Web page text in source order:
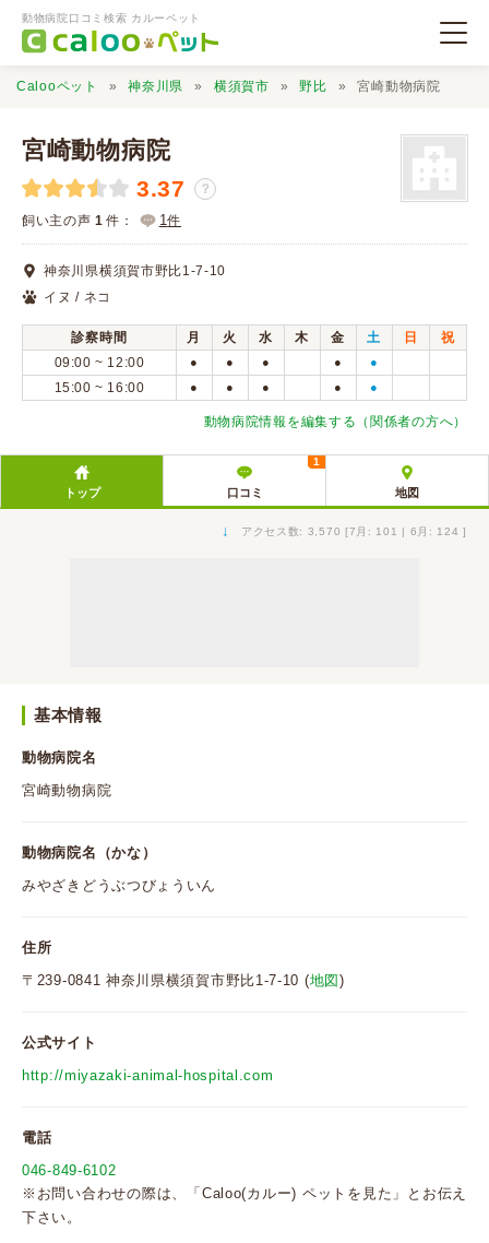
動物病院口コミ検索 カルーペット
動物病院検索
口コミ検索
Calooペットとは？
Calooペット 神奈川県 横須賀市 野比 宮崎動物病院
宮崎動物病院
3.37 ？
飼い主の声 1 件： 1件
神奈川県横須賀市野比1-7-10
イヌ / ネコ
診察時間 月 火 水 木 金 土 日
祝
09:00 ~ 12:00
● ● ● ● ●
15:00 ~ 16:00 ● ● ● ● ●
動物病院情報を編集する（関係者の方へ）
トップ 口コミ
1
地図
↓ アクセス数: 3,570 [7月: 101 | 6月: 124 ]
基本情報
動物病院名
宮崎動物病院
動物病院名（かな）
みやざきどうぶつびょういん
住所
〒239-0841 神奈川県横須賀市野比1-7-10 (地図)
公式サイト
http://miyazaki-animal-hospital.com
電話
046-849-6102
※お問い合わせの際は、「Caloo(カルー) ペットを見た」とお伝え
下さい。